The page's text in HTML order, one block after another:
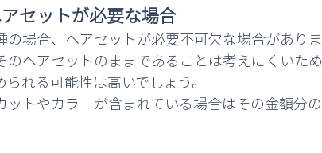
セットが必要な場合
の場合、ヘアセットが必要不可欠な場合がありま
のヘアセットのままであることは考えにくいた
れる可能性は高いでしょう。
ットやカラーが含まれている場合はその金額分